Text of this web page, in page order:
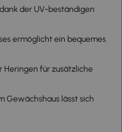
der UV-beständigen
ermöglicht ein bequemes
für zusätzliche
Gewächshaus lässt sich